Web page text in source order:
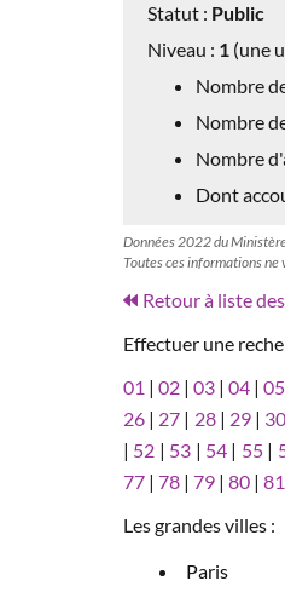
Statut : Public
Niveau : 1 (une
Nombre
Nombre
Nombre
Dont
Données 2022 du Ministère
Toutes ces informations
Retour à liste
Effectuer une
01 |02 |03 |04 |05
26 | 27 | 28| 29| 30
| 52 | 53 | 54 | 55|
77 | 78 | 79 | 80 | 81
Les grandes villes :
Paris